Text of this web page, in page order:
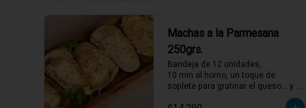
Machas a la Parmesana
250grs.
Bandeja de 12 unidades,
10 min al horno, un toque de
soplete para gratinar el queso… y a